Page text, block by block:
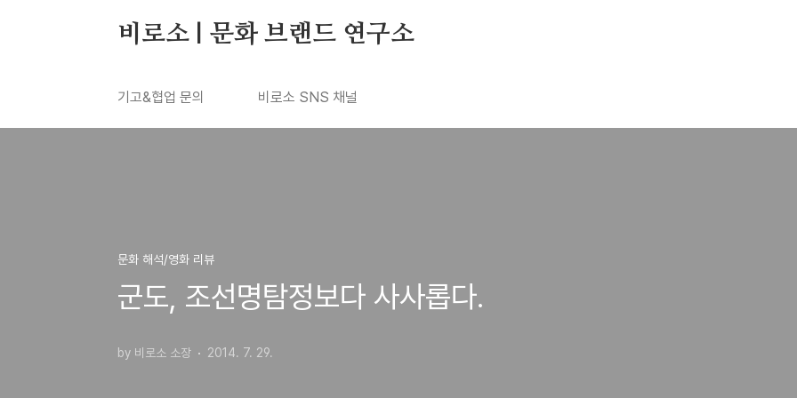
비로소 | 문화 브랜드 연구소
기고&협업 문의 비로소 SNS 채널
문화 해석/영화 리뷰
군도, 조선명탐정보다 사사롭다.
by 비로소 소장 2014. 7. 29.